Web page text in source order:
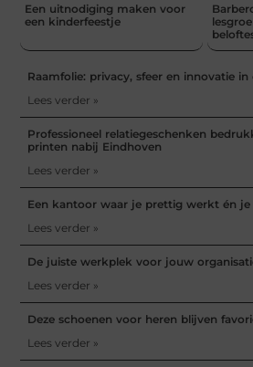
Een uitnodiging maken voor
een kinderfeestje
Raamfolie: privacy, sfeer en innovatie in
Lees verder »
Professioneel relatiegeschenken
printen nabij Eindhoven
Lees verder »
Een kantoor waar je prettig werkt én je
Lees verder »
De juiste werkplek voor jouw
Lees verder »
Deze schoenen voor heren blijven
Lees verder »